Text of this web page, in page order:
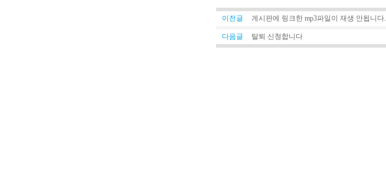
이전글 게시판에 링크한 mp3파일이 재생 안됩니다.
다음글 탈퇴 신청합니다